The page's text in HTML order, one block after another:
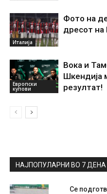
Италија
Фото на
дресот
Европски
купови
Вока и
Шкендија
резултат!
НАЈПОПУЛАРНИ ВО 7 ДЕНА
Се